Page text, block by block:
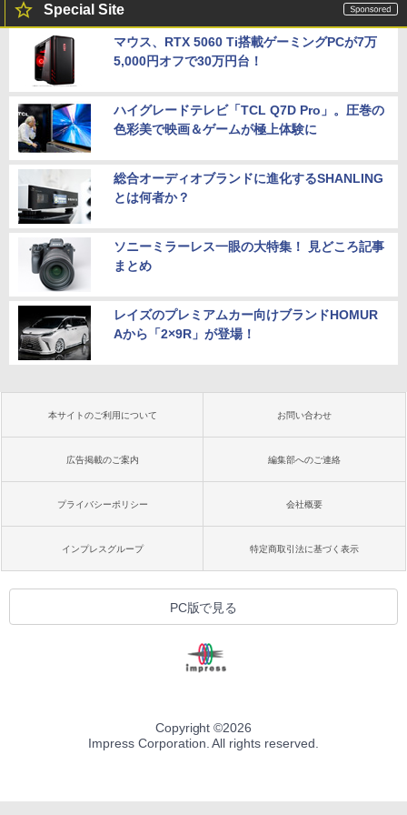
Special Site
マウス、RTX 5060 Ti搭載ゲーミングPCが7万
5,000円オフで30万円台！
ハイグレードテレビ「TCL Q7D Pro」。圧巻の
色彩美で映画＆ゲームが極上体験に
総合オーディオブランドに進化するSHANLING
とは何者か？
ソニーミラーレス一眼の大特集！ 見どころ記事
まとめ
レイズのプレミアムカー向けブランドHOMUR
Aから「2×9R」が登場！
本サイトのご利用について お問い合わせ
広告掲載のご案内 編集部へのご連絡
プライバシーポリシー 会社概要
インプレスグループ 特定商取引法に基づく表示
PC版で見る
Copyright ©2026
Impress Corporation. All rights reserved.